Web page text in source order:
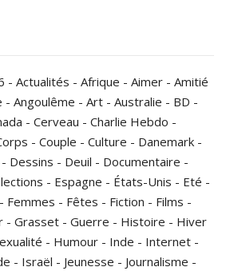
- Actualités - Afrique - Aimer - Amitié
- Angoulême - Art - Australie - BD -
- Cerveau - Charlie Hebdo -
- Couple - Culture - Danemark -
- Dessins - Deuil - Documentaire -
- Espagne - États-Unis - Eté -
- Femmes - Fêtes - Fiction - Films -
- Grasset - Guerre - Histoire - Hiver
- Humour - Inde - Internet -
- Israël - Jeunesse - Journalisme -